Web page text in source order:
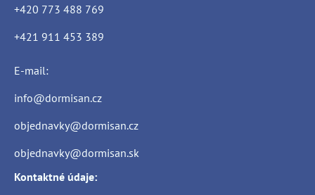
+420 773 488 769
+421 911 453 389
E-mail:
info@dormisan.cz
objednavky@dormisan.cz
objednavky@dormisan.sk
Kontaktné údaje: